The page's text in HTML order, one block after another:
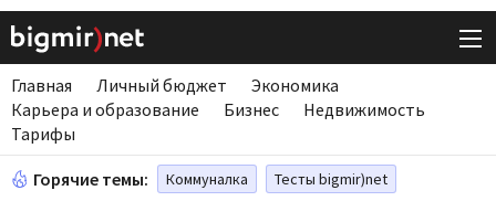
Главная Личный бюджет
Экономика
Карьера и образование
Бизнес
Недвижимость
Тарифы
Горячие темы: Коммуналка Тесты bigmir)net